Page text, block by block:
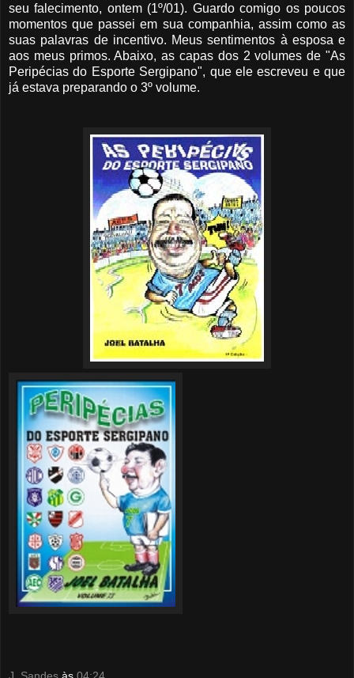
seu falecimento, ontem (1º/01). Guardo comigo os poucos
momentos que passei em sua companhia, assim como as
suas palavras de incentivo. Meus sentimentos à esposa e
aos meus primos. Abaixo, as capas dos 2 volumes de "As
Peripécias do Esporte Sergipano", que ele escreveu e que
já estava preparando o 3º volume.
J. Sandes às 04:24